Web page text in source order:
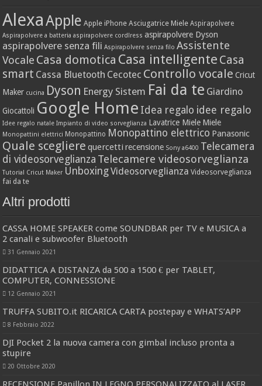
AlexaApple Apple iPhone Asciugatrice Miele Aspirapolvere
Aspirapolvere a batteria aspirapolvere cordlress aspirapolvere Dyson
aspirapolvere senza fili Aspirapolvere senza filo Assistente
Vocale Casa domotica Casa intelligente Casa
smart Cassa Bluetooth Cecotec Controllo vocale Cricut
Maker cucina Dyson Energy Sistem Fai da te Giardino
Giocattoli Google Home Idea regalo idee regalo
Idee regalo natale Impianto di video sorveglianza Lavatrice Miele Miele
Monopattini elettrici Monopattino Monopattino elettrico Panasonic
Quale scegliere quercetti recensione Sony a6400 Telecamera
di videosorveglianza Telecamere videosorveglianza
Tutorial Cricut Maker UnboxingVideosorveglianza Videosorveglianza
fai da te
Altri prodotti
CASSA HOME SPEAKER come SOUNDBAR per TV e MUSICA a
2 canali e subwoofer Bluetooth
31 Gennaio 2021
DIDATTICA A DISTANZA da 500 a 1500 € per TABLET,
COMPUTER, CONNESSIONE
12 Gennaio 2021
TRUFFA SUBITO.it RICARICA CARTA postepay e WHATS’APP
8 Febbraio 2022
DJI Pocket 2 la nuova camera con gimbal incluso pronta a
stupire
20 Ottobre 2020